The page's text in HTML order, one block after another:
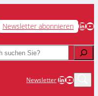
Newsletter abonnieren LinkedIn YouTube
NewsletterLinkedIn